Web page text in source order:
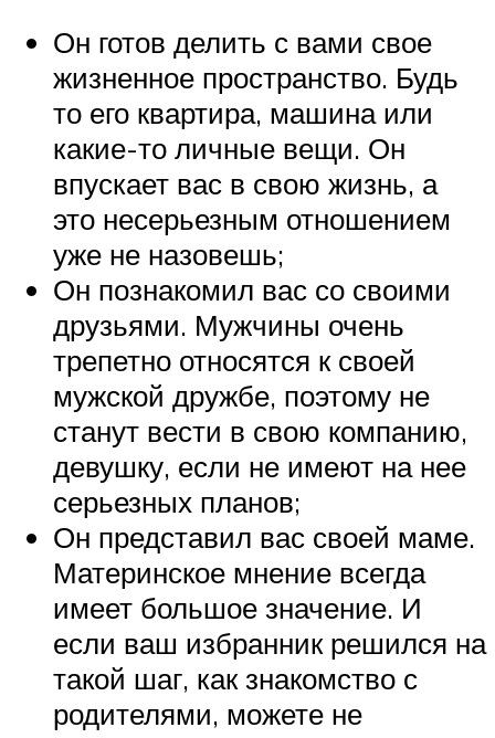
Он готов делить с вами свое
жизненное пространство. Будь
то его квартира, машина или
какие-то личные вещи. Он
впускает вас в свою жизнь, а
это несерьезным отношением
уже не назовешь;
Он познакомил вас со своими
друзьями. Мужчины очень
трепетно относятся к своей
мужской дружбе, поэтому не
станут вести в свою компанию,
девушку, если не имеют на нее
серьезных планов;
Он представил вас своей маме.
Материнское мнение всегда
имеет большое значение. И
если ваш избранник решился на
такой шаг, как знакомство с
родителями, можете не